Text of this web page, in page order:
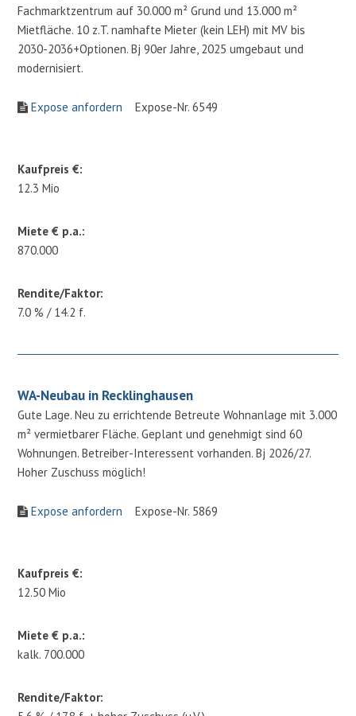
Fachmarktzentrum auf 30.000 m² Grund und 13.000 m²
Mietfläche. 10 z.T. namhafte Mieter (kein LEH) mit MV bis
2030-2036+Optionen. Bj 90er Jahre, 2025 umgebaut und
modernisiert.
Expose anfordern Expose-Nr. 6549
Kaufpreis €:
12.3 Mio
Miete € p.a.:
870.000
Rendite/Faktor:
7.0 % / 14.2 f.
WA-Neubau in Recklinghausen
Gute Lage. Neu zu errichtende Betreute Wohnanlage mit 3.000
m² vermietbarer Fläche. Geplant und genehmigt sind 60
Wohnungen. Betreiber-Interessent vorhanden. Bj 2026/27.
Hoher Zuschuss möglich!
Expose anfordern Expose-Nr. 5869
Kaufpreis €:
12.50 Mio
Miete € p.a.:
kalk. 700.000
Rendite/Faktor: